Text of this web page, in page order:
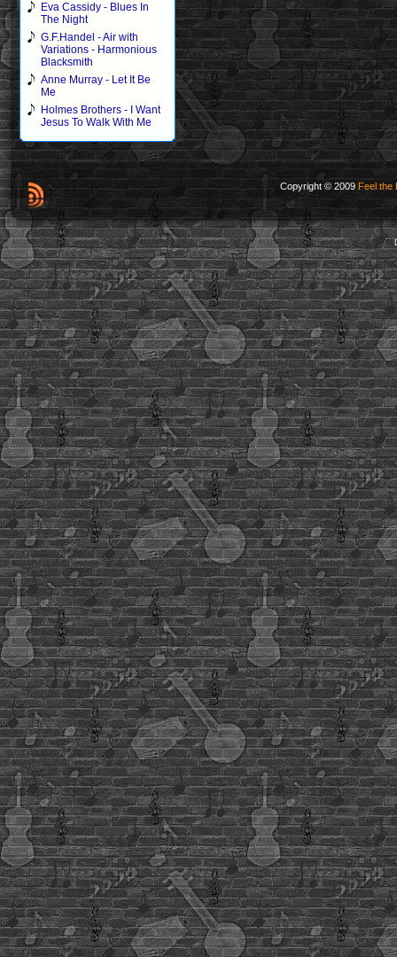
Eva Cassidy - Blues In
The Night
G.F.Handel - Air with
Variations - Harmonious
Blacksmith
Anne Murray - Let It Be
Me
Holmes Brothers - I Want
Jesus To Walk With Me
Copyright © 2009 Feel the